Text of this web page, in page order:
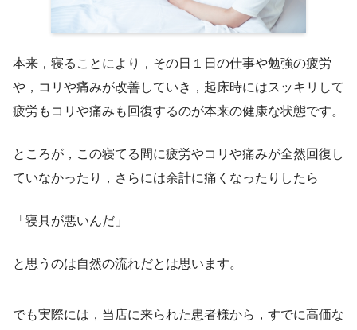
本来，寝ることにより，その日１日の仕事や勉強の疲労
や，コリや痛みが改善していき，起床時にはスッキリして
疲労もコリや痛みも回復するのが本来の健康な状態です。
ところが，この寝てる間に疲労やコリや痛みが全然回復し
ていなかったり，さらには余計に痛くなったりしたら
「寝具が悪いんだ」
と思うのは自然の流れだとは思います。
でも実際には，当店に来られた患者様から，すでに高価な